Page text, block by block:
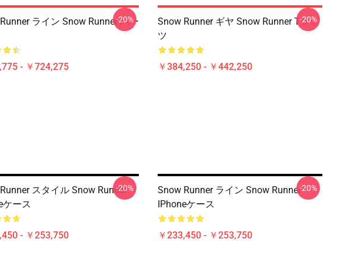
ライン Snow Runner パー
- ￥724,275
-20%
Snow Runner ギヤ Snow Runner Tシャ
ツ
￥384,250 - ￥442,250
-20%
スタイル Snow Runner
ケース
- ￥253,750
-20%
Snow Runner ライン Snow Runner
IPhoneケース
￥233,450 - ￥253,750
-20%